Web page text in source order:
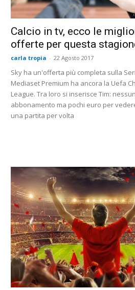
Calcio in tv, ecco le
offerte per questa
carla tropia - 22 Agosto 2017
Sky ha un'offerta più completa sulla
Mediaset Premium ha ancora la Uefa
League. Tra loro si inserisce Tim: nessun
abbonamento ma pochi euro per
una partita per volta